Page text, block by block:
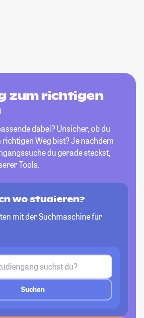
zum richtigen
dabei? Unsicher, ob du
Weg bist? Je nachdem
du gerade steckst,
Tools.
wo studieren?
mit der Suchmaschine für
Suchen